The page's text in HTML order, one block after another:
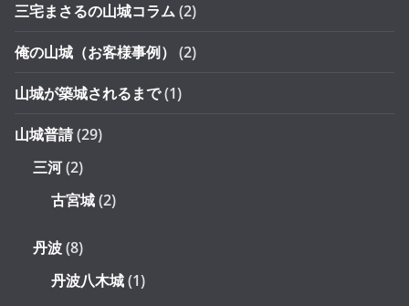
三宅まさるの山城コラム(2)
俺の山城（お客様事例） (2)
山城が築城されるまで(1)
山城普請(29)
三河(2)
古宮城(2)
丹波(8)
丹波八木城(1)